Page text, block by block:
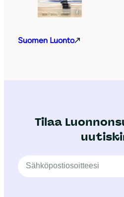
Suomen Luonto
Tilaa